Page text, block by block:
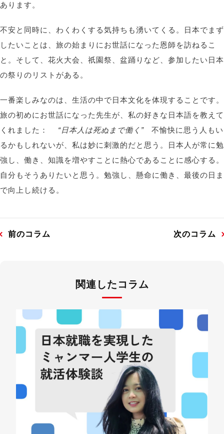
あります。
不安と同時に、わくわくする気持ちも湧いてくる。日本でまず
したいことは、旅の始まりにお世話になった恩師を訪ねるこ
と。そして、花火大会、祇園祭、盆踊りなど、参加したい日本
の祭りのリストがある。
一番楽しみなのは、生活の中で日本文化を体現することです。
旅の初めにお世話になった先生が、私の好きな日本語を教えて
くれました：
“日本人は死ぬまで働く”
不愉快に思う人もい
るかもしれないが、私は妙に刺激的だと思う。日本人が常に勉
強し、働き、知識を増やすことに熱心であることに感心する。
自分もそうありたいと思う。勉強し、懸命に働き、最後の日ま
で向上し続ける。
前のコラム 次のコラム
関連したコラム